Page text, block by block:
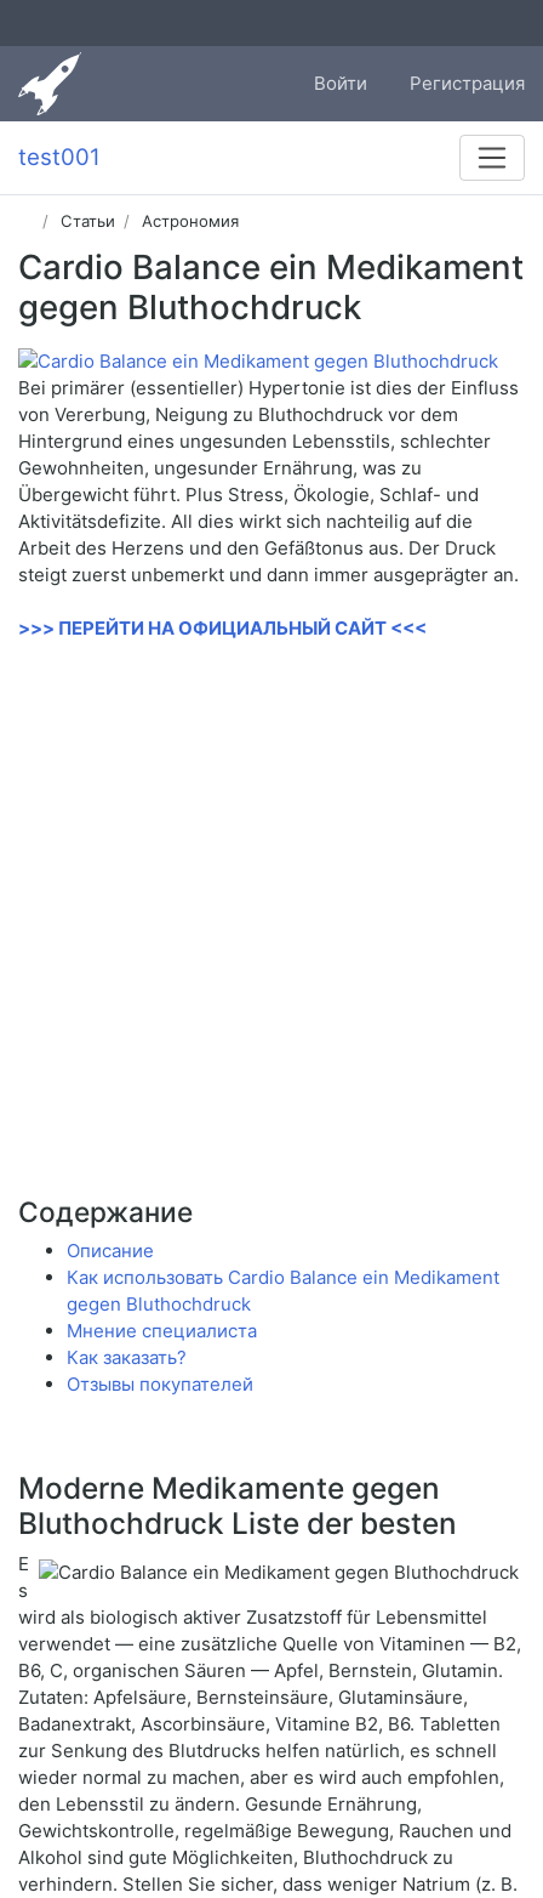
Войти Регистрация
test001
Статьи Астрономия
Cardio Balance ein Medikament
gegen Bluthochdruck
Bei primärer (essentieller) Hypertonie ist dies der Einfluss
von Vererbung, Neigung zu Bluthochdruck vor dem
Hintergrund eines ungesunden Lebensstils, schlechter
Gewohnheiten, ungesunder Ernährung, was zu
Übergewicht führt. Plus Stress, Ökologie, Schlaf- und
Aktivitätsdefizite. All dies wirkt sich nachteilig auf die
Arbeit des Herzens und den Gefäßtonus aus. Der Druck
steigt zuerst unbemerkt und dann immer ausgeprägter an.
>>> ПЕРЕЙТИ НА ОФИЦИАЛЬНЫЙ САЙТ <<<
Содержание
Описание
Как использовать Cardio Balance ein Medikament
gegen Bluthochdruck
Мнение специалиста
Как заказать?
Отзывы покупателей
Moderne Medikamente gegen
Bluthochdruck Liste der besten
E
s
wird als biologisch aktiver Zusatzstoff für Lebensmittel
verwendet — eine zusätzliche Quelle von Vitaminen — B2,
B6, C, organischen Säuren — Apfel, Bernstein, Glutamin.
Zutaten: Apfelsäure, Bernsteinsäure, Glutaminsäure,
Badanextrakt, Ascorbinsäure, Vitamine B2, B6. Tabletten
zur Senkung des Blutdrucks helfen natürlich, es schnell
wieder normal zu machen, aber es wird auch empfohlen,
den Lebensstil zu ändern. Gesunde Ernährung,
Gewichtskontrolle, regelmäßige Bewegung, Rauchen und
Alkohol sind gute Möglichkeiten, Bluthochdruck zu
verhindern. Stellen Sie sicher, dass weniger Natrium (z. B.